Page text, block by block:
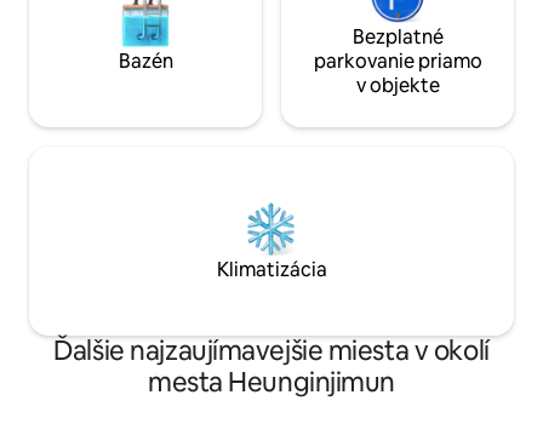
osôb je k
bielizeň. [Early Check-in/Rate Check-
out] * 20 000 KRW za hodinu (až
1 hodinu) * Ak navštívi viac ľudí, ako je
počet
odstránení bez
Bazén
Bezplatné
parkovanie priamo
v objekte
Klimatizácia
Ďalšie najzaujímavejšie miesta v okolí
mesta Heunginjimun